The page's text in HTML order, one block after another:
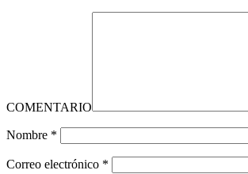
COMENTARIO
Nombre *
Correo electrónico *